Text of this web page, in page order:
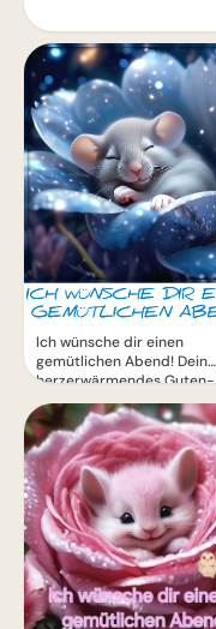
Ich wünsche dir einen
gemütlichen Abend! Dein
herzerwärmendes Guten-
Abend-Grußbild